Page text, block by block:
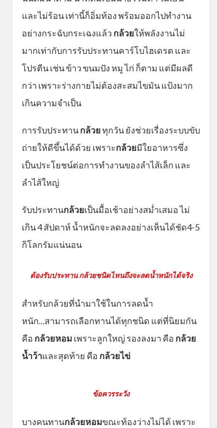
และไม่ร้อน เท่านี้ก็อิ่มท้อง พร้อมออกไปทำงาน
อย่างกระฉับกระเฉงแล้ว กล้วยให้พลังงานไม่
มากเท่ากับการรับประทานคาร์โบไฮเดรต และ
โปรตีน เช่น ข้าว ขนมปัง หมู ไก่ ก็ตาม แต่มีผลดี
กว่า เพราะร่างกายไม่ต้องสะสมไขมัน แป้งมาก
เกินความจำเป็น
การรับประทานกล้วยทุกวัน ยังช่วยเรื่องระบบขับ
ถ่ายให้ดีขึ้นได้ด้วย เพราะกล้วยมีใยอาหารซึ่ง
เป็นประโยชน์ต่อการทำงานของลำไส้เล็ก และ
ลำไส้ใหญ่
รับประทานกล้วยเป็นมื้อเช้าอย่างสม่ำเสมอ ไม่
เกิน 4 สัปดาห์ น้ำหนักจะลดลงอย่างเห็นได้ชัด4-5
กิโลกรัมแน่นอน
ต้องรับประทาน กล้วยชนิดไหนถึงจะลดน้ำหนักได้จริง
สำหรับกล้วยที่นำมาใช้ในการลดน้ำ
หนัก...สามารถเลือกทานได้ทุกชนิด แต่ที่นิยมกัน
คือ กล้วยหอม เพราะลูกใหญ่ รองลงมา คือ กล้วย
น้ำว้าและสุดท้าย คือ กล้วยไข่
​ข้อควรระวัง
บางคนทานกล้วยหอมขณะท้องว่างไม่ได้ เพราะ